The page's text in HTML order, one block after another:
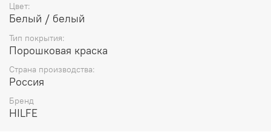
Цвет:
Белый / белый
Тип покрытия:
Порошковая краска
Страна производства:
Россия
Бренд
HILFE